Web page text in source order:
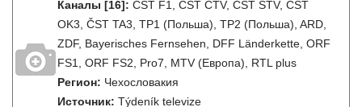
Каналы [16]: ČST F1, ČST ČTV, ČST STV, ČST
OK3, ČST TA3, TP1 (Польша), TP2 (Польша), ARD,
ZDF, Bayerisches Fernsehen, DFF Länderkette, ORF
FS1, ORF FS2, Pro7, MTV (Европа), RTL plus
Регион: Чехословакия
Источник: Týdeník televize